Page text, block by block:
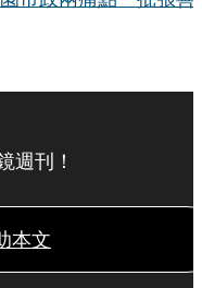
週刊！
本文